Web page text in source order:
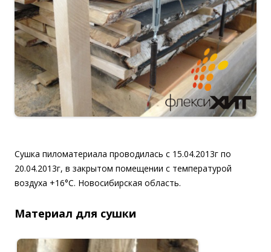
Сушка пиломатериала проводилась с 15.04.2013г по
20.04.2013г, в закрытом помещении с температурой
воздуха +16°С. Новосибирская область.
Материал для сушки